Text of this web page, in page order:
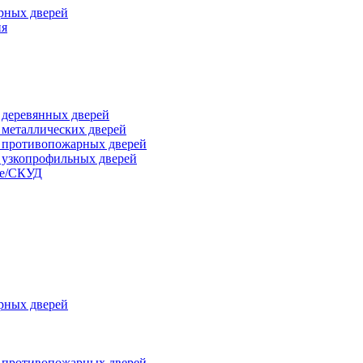
дверей
дверей
дверей
дверей
дверей
СКУД
дверей